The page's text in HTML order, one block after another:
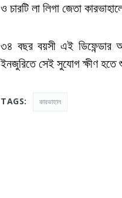
ও চারটি লা লিগা জেতা
৩৪ বছর বয়সী এই ডিফেন্ডার
ইনজুরিতে সেই সুযোগ ক্ষীণ
TAGS: কারভাহাল